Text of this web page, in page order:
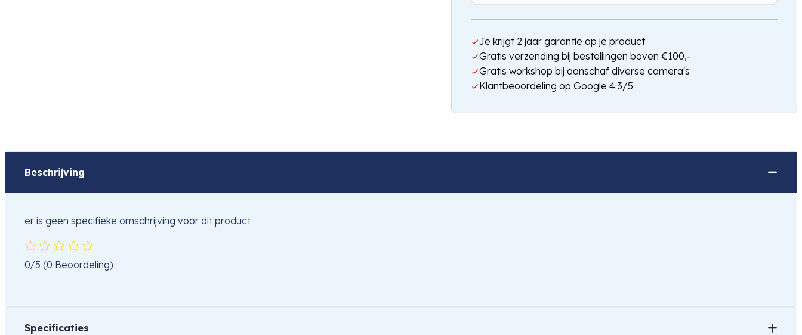
Je krijgt 2 jaar garantie op je product
Gratis verzending bij bestellingen boven €100,-
Gratis workshop bij aanschaf diverse camera's
Klantbeoordeling op Google 4.3/5
Beschrijving
er is geen specifieke omschrijving voor dit product
0/5 (0 Beoordeling)
Specificaties